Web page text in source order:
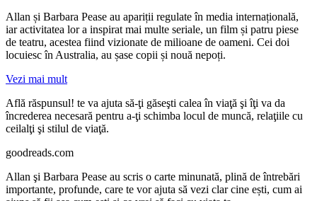
Allan și Barbara Pease au apariții regulate în media internațională,
iar activitatea lor a inspirat mai multe seriale, un film și patru piese
de teatru, acestea fiind vizionate de milioane de oameni. Cei doi
locuiesc în Australia, au șase copii și nouă nepoți.
Vezi mai mult
Află răspunsul! te va ajuta să-ţi găseşti calea în viaţă şi îţi va da
încrederea necesară pentru a-ţi schimba locul de muncă, relaţiile cu
ceilalţi şi stilul de viaţă.
goodreads.com
Allan şi Barbara Pease au scris o carte minunată, plină de întrebări
importante, profunde, care te vor ajuta să vezi clar cine ești, cum ai